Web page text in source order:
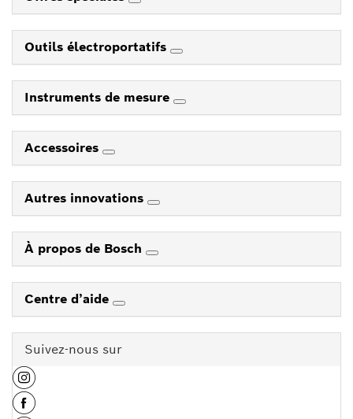
Outils électroportatifs
Instruments de mesure
Accessoires
Autres innovations
À propos de Bosch
Centre d’aide
Suivez-nous sur